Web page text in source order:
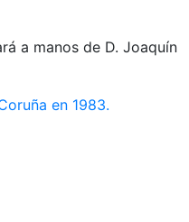
a manos de D. Joaquín
en 1983.